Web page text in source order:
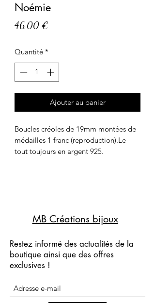
Noémie
46,00 €
Quantité *
Ajouter au panier
Boucles créoles de 19mm montées de
médailles 1 franc (reproduction).Le
tout toujours en argent 925.
MB Créations bijoux
Restez informé des actualités de la
boutique ainsi que des offres
exclusives !